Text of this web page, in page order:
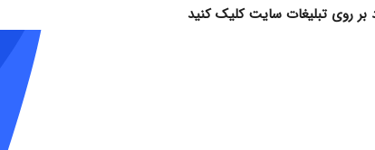
بر روی تبلیغات سایت کلیک کنید